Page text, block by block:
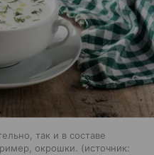
так и в составе
окрошки.
источник: